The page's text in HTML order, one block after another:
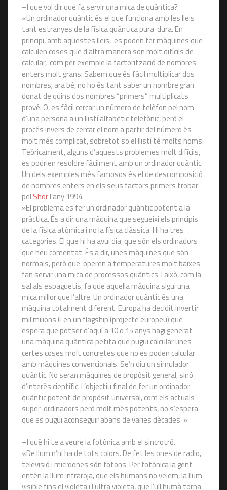
–I que vol dir que fa servir una mica de quàntica?
«Un ordinador quàntic és el que funciona amb les lleis
tant estranyes de la física quàntica pura dura. En
principi, amb aquestes lleis, es poden fer màquines que
calculen coses que d’altra manera son molt difícils de
calcular, com per exemple la factorització de nombres
enters molt grans. Sabem que és fàcil multiplicar dos
nombres; ara bé, no ho és tant saber un nombre gran
donat de quins dos nombres “primers” multiplicats
prové. O, es fàcil cercar un número de telèfon pel nom
d’una persona a un llistí alfabètic telefònic, però el
procés invers de cercar el nom a partir del número és
molt més complicat, sobretot so el llistí té molts noms.
Teòricament, alguns d’aquests problemes molt difícils,
es podrien resoldre fàcilment amb un ordinador quàntic.
Un dels exemples més famosos és el de descomposició
de nombres enters en els seus factors primers trobar
pel Shorl’any 1994.
»El problema es fer un ordinador quàntic potent a la
pràctica. És a dir una màquina que segueixi els principis
de la física atòmica i no la física clàssica. Hi ha tres
categories. El que hi ha avui dia, que són els ordinadors
que heu comentat. És a dir, unes màquines que són
normals, però que operen a temperatures molt baixes
fan servir una mica de processos quàntics. I això, com la
sal als espaguetis, fa que aquella màquina sigui una
mica millor que l’altre. Un ordinador quàntic és una
màquina totalment diferent. Europa ha decidit invertir
mil milions € en un flagship (projecte europeu) que
espera que potser d’aquí a 10 o 15 anys hagi generat
una màquina quàntica petita que pugui calcular unes
certes coses molt concretes que no es poden calcular
amb màquines convencionals. Se’n diu un simulador
quàntic. No seran màquines de propòsit general, sinó
d’interès científic. L’objectiu final de fer un ordinador
quàntic potent de propòsit universal, com els actuals
super-ordinadors però molt més potents, no s’espera
que es pugui aconseguir abans de varies dècades. »
–I què hi te a veure la fotònica amb el sincrotró.
«De llum n’hi ha de tots colors. De fet les ones de radio,
televisió i microones són fotons. Per fotònica la gent
entén la llum infraroja, que els humans no veiem, la llum
visible fins el violeta i l’ultra violeta, que l’ull humà torna